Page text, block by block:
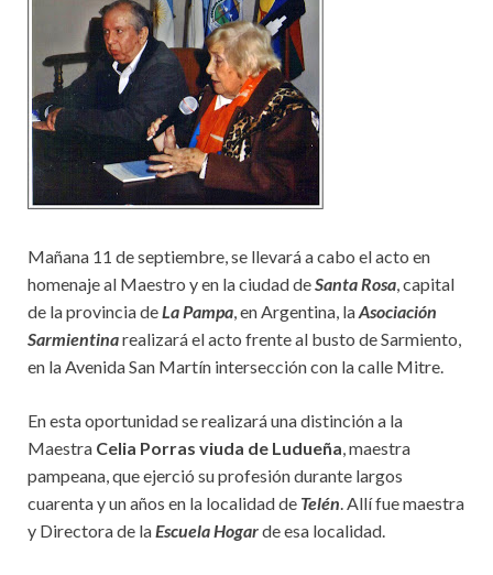
Mañana 11 de septiembre, se llevará a cabo el acto en
homenaje al Maestro y en la ciudad deSanta Rosa, capital
de la provincia deLa Pampa, en Argentina, laAsociación
Sarmientinarealizará el acto frente al busto de Sarmiento,
en la Avenida San Martín intersección con la calle Mitre.
En esta oportunidad se realizará una distinción a la
Maestra Celia Porras viuda de Ludueña, maestra
pampeana, que ejerció su profesión durante largos
cuarenta y un años en la localidad de Telén. Allí fue maestra
y Directora de laEscuela Hogarde esa localidad.